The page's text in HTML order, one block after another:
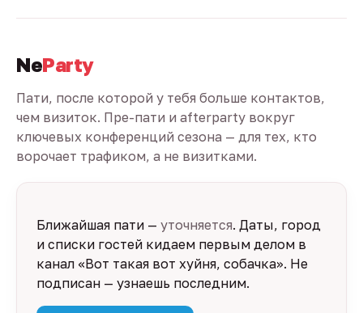
NeParty
Пати, после которой у тебя больше контактов,
чем визиток. Пре-пати и afterparty вокруг
ключевых конференций сезона — для тех, кто
ворочает трафиком, а не визитками.
Ближайшая пати — уточняется. Даты, город
и списки гостей кидаем первым делом в
канал «Вот такая вот хуйня, собачка». Не
подписан — узнаешь последним.